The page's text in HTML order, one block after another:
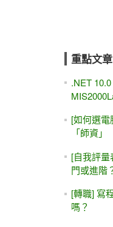
重點文章
.NET
[如何選
「師資」
[自我評量
門或進階
[轉職] 寫
嗎？